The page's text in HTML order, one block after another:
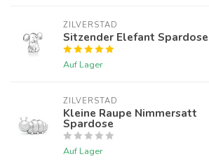
ZILVERSTAD
Sitzender Elefant Spardose
Auf Lager
ZILVERSTAD
Kleine Raupe Nimmersatt
Spardose
Auf Lager